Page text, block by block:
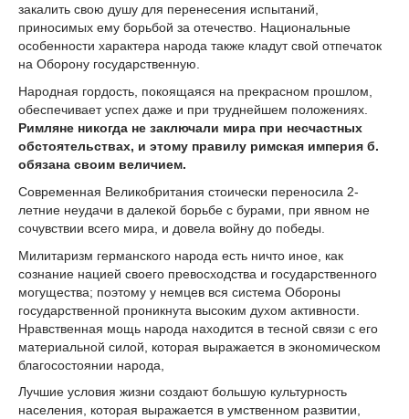
закалить свою душу для перенесения испытаний,
приносимых ему борьбой за отечество. Национальные
особенности характера народа также кладут свой отпечаток
на Оборону государственную.
Народная гордость, покоящаяся на прекрасном прошлом,
обеспечивает успех даже и при труднейшем положениях.
Римляне никогда не заключали мира при несчастных
обстоятельствах, и этому правилу римская империя б.
обязана своим величием.
Современная Великобритания стоически переносила 2-
летние неудачи в далекой борьбе с бурами, при явном не
сочувствии всего мира, и довела войну до победы.
Милитаризм германского народа есть ничто иное, как
сознание нацией своего превосходства и государственного
могущества; поэтому у немцев вся система Обороны
государственной проникнута высоким духом активности.
Нравственная мощь народа находится в тесной связи с его
материальной силой, которая выражается в экономическом
благосостоянии народа,
Лучшие условия жизни создают большую культурность
населения, которая выражается в умственном развитии,